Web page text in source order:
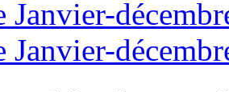
Janvier-
Janvier-